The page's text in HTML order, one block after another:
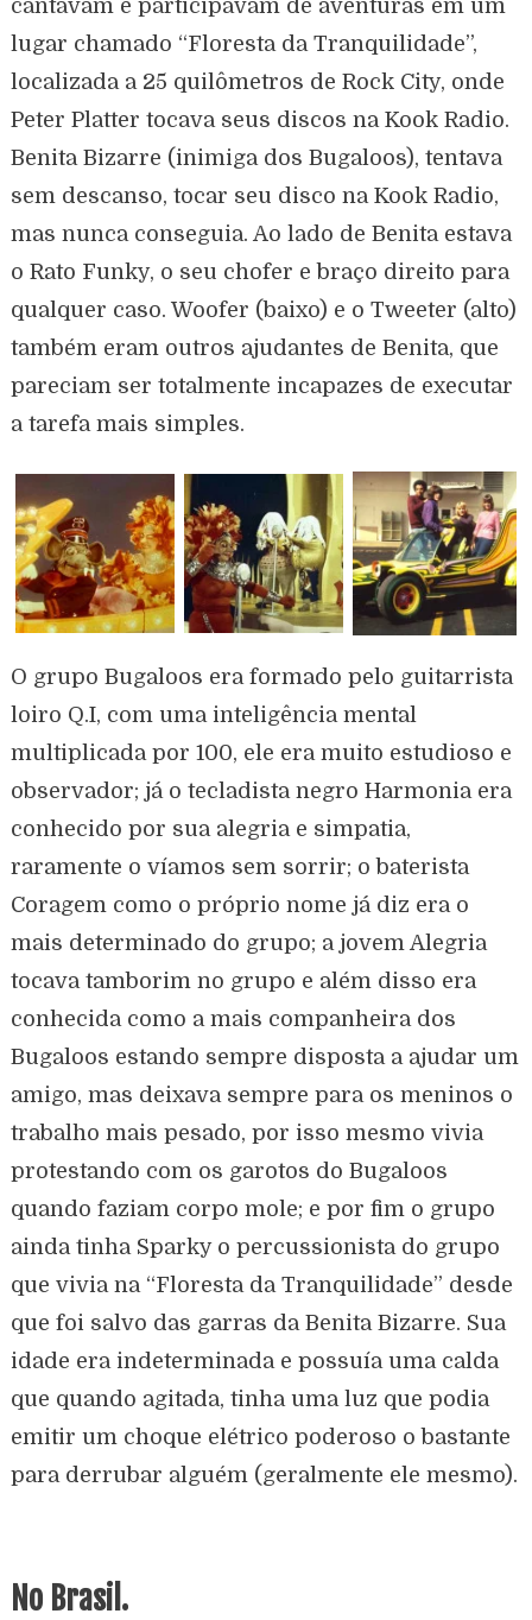
cantavam e participavam de aventuras em um
lugar chamado “Floresta da Tranquilidade”,
localizada a 25 quilômetros de Rock City, onde
Peter Platter tocava seus discos na Kook Radio.
Benita Bizarre (inimiga dos Bugaloos), tentava
sem descanso, tocar seu disco na Kook Radio,
mas nunca conseguia. Ao lado de Benita estava
o Rato Funky, o seu chofer e braço direito para
qualquer caso. Woofer (baixo) e o Tweeter (alto)
também eram outros ajudantes de Benita, que
pareciam ser totalmente incapazes de executar
a tarefa mais simples.
O grupo Bugaloos era formado pelo guitarrista
loiro Q.I, com uma inteligência mental
multiplicada por 100, ele era muito estudioso e
observador; já o tecladista negro Harmonia era
conhecido por sua alegria e simpatia,
raramente o víamos sem sorrir; o baterista
Coragem como o próprio nome já diz era o
mais determinado do grupo; a jovem Alegria
tocava tamborim no grupo e além disso era
conhecida como a mais companheira dos
Bugaloos estando sempre disposta a ajudar um
amigo, mas deixava sempre para os meninos o
trabalho mais pesado, por isso mesmo vivia
protestando com os garotos do Bugaloos
quando faziam corpo mole; e por fim o grupo
ainda tinha Sparky o percussionista do grupo
que vivia na “Floresta da Tranquilidade” desde
que foi salvo das garras da Benita Bizarre. Sua
idade era indeterminada e possuía uma calda
que quando agitada, tinha uma luz que podia
emitir um choque elétrico poderoso o bastante
para derrubar alguém (geralmente ele mesmo).
No Brasil.